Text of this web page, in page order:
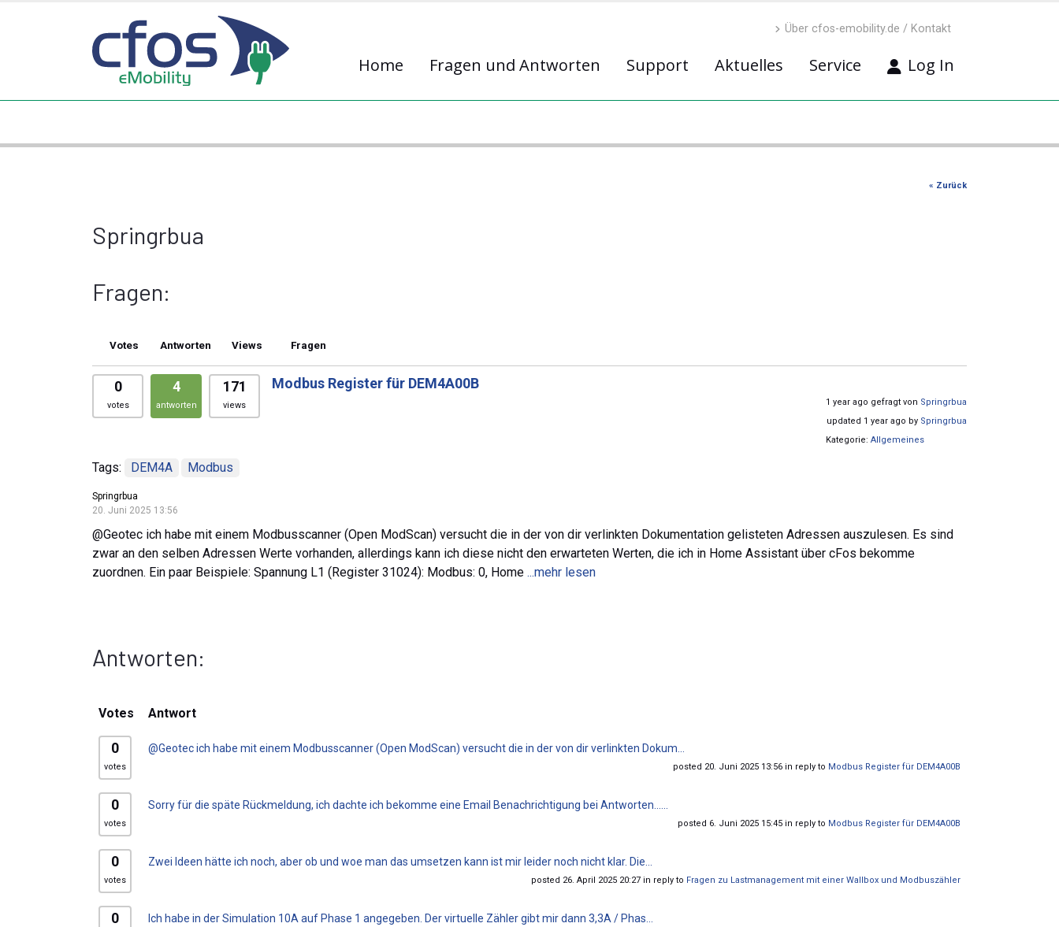
Über cfos-emobility.de / Kontakt
Home Fragen und Antworten Support Aktuelles Service Log In
« Zurück
Springrbua
Fragen:
Votes Antworten Views Fragen
0
votes
4
antworten
171
views
Modbus Register für DEM4A00B
1 year ago gefragt von Springrbua
updated 1 year ago by Springrbua
Kategorie: Allgemeines
Tags: DEM4A Modbus
Springrbua
20. Juni 2025 13:56
@Geotec ich habe mit einem Modbusscanner (Open ModScan) versucht die in der von dir verlinkten Dokumentation gelisteten Adressen auszulesen. Es sind
zwar an den selben Adressen Werte vorhanden, allerdings kann ich diese nicht den erwarteten Werten, die ich in Home Assistant über cFos bekomme
zuordnen. Ein paar Beispiele: Spannung L1 (Register 31024): Modbus: 0, Home ...mehr lesen
Antworten:
Votes Antwort
0
votes
@Geotec ich habe mit einem Modbusscanner (Open ModScan) versucht die in der von dir verlinkten Dokum...
posted 20. Juni 2025 13:56 in reply to Modbus Register für DEM4A00B
0
votes
Sorry für die späte Rückmeldung, ich dachte ich bekomme eine Email Benachrichtigung bei Antworten......
posted 6. Juni 2025 15:45 in reply to Modbus Register für DEM4A00B
0
votes
Zwei Ideen hätte ich noch, aber ob und woe man das umsetzen kann ist mir leider noch nicht klar. Die...
posted 26. April 2025 20:27 in reply to Fragen zu Lastmanagement mit einer Wallbox und Modbuszähler
0 Ich habe in der Simulation 10A auf Phase 1 angegeben. Der virtuelle Zähler gibt mir dann 3,3A / Phas...